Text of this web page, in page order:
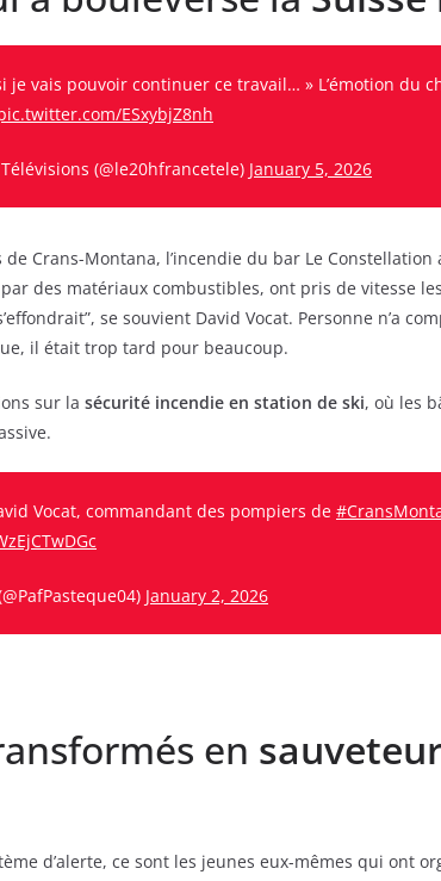
je vais pouvoir continuer ce travail… » L’émotion du
ESxybjZ8nh
(@le20hfrancetele) January 5, 2026
Crans-Montana, l’incendie du bar Le
des matériaux combustibles, ont pris de vitesse
se souvient David Vocat. Personne n’a
il était trop tard pour beaucoup.
sur la sécurité incendie en station de ski, où les
Vocat, commandant des pompiers de
January 2, 2026
en
d’alerte, ce sont les jeunes eux-mêmes qui ont